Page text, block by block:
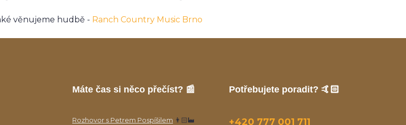
věnujeme hudbě - Ranch Country Music Brno
Máte čas si něco přečíst? 📰
Rozhovor s Petrem Pospíšilem 👨🏻‍🏭
Potřebujete poradit? 🤙🏻
+420 777 001 711